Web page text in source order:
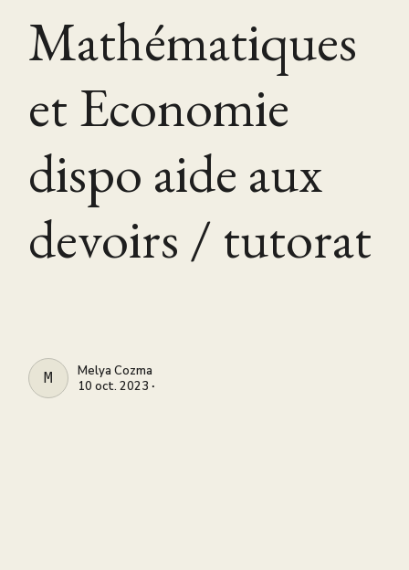
Mathématiques
et Economie
dispo aide aux
devoirs / tutorat
MELYA COZMA
Melya Cozma
10 oct. 2023 ∙